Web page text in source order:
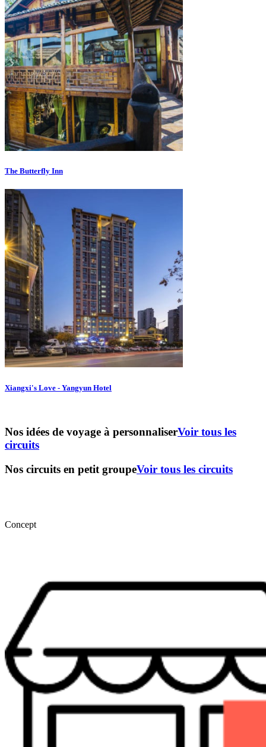
The Butterfly Inn
Xiangxi's Love - Yangyun Hotel
Nos idées de voyage à personnaliserVoir tous les
circuits
Nos circuits en petit groupeVoir tous les circuits
Concept